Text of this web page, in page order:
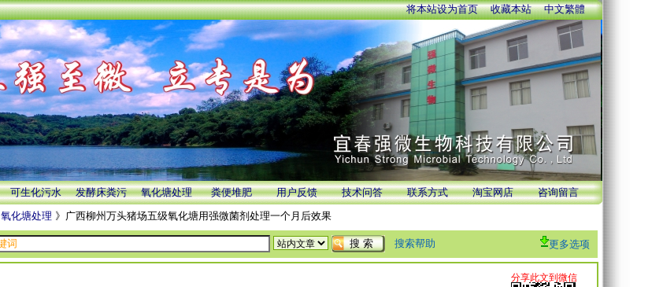
将本站设为首页 收藏本站 中文繁體
可生化污水 发酵床粪污 氧化塘处理 粪便堆肥 用户反馈 技术问答 联系方式 淘宝网店 咨询留言
氧化塘处理 》广西柳州万头猪场五级氧化塘用强微菌剂处理一个月后效果
搜索帮助 更多选项